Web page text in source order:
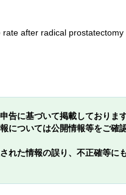
after radical
告に基づいて掲載しておりま
については公開情報等をご確
れた情報の誤り、不正確等に